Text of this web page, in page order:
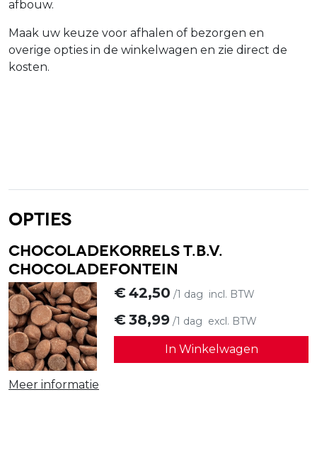
afbouw.
Maak uw keuze voor afhalen of bezorgen en
overige opties in de winkelwagen en zie direct de
kosten.
Opties
Chocoladekorrels t.b.v.
chocoladefontein
€42,50 /1 dag incl. BTW
€38,99 /1 dag excl. BTW
In Winkelwagen
Meer informatie